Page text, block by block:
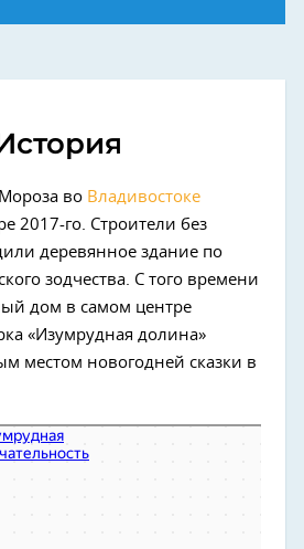
во Владивостоке
2017-го. Строители без
деревянное здание по
зодчества. С того времени
дом в самом центре
«Изумрудная долина»
местом новогодней сказки в
Долина
в Приморском крае